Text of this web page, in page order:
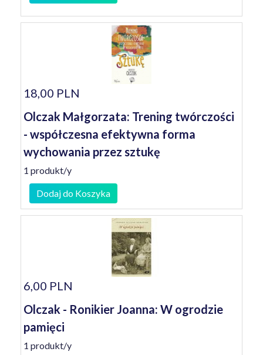
18,00 PLN
Olczak Małgorzata: Trening twórczości
- współczesna efektywna forma
wychowania przez sztukę
1 produkt/y
Dodaj do Koszyka
6,00 PLN
Olczak - Ronikier Joanna: W ogrodzie
pamięci
1 produkt/y